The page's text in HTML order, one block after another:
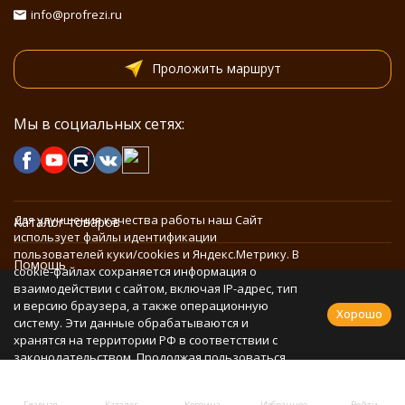
info@profrezi.ru
Проложить маршрут
Мы в социальных сетях:
Каталог товаров
Помощь
Информация
Политика персональных данных
Для улучшения качества работы наш Сайт
использует файлы идентификации
пользователей куки/cookies и Яндекс.Метрику. В
cookie-файлах сохраняется информация о
взаимодействии с сайтом, включая IP-адрес, тип
и версию браузера, а также операционную
систему. Эти данные обрабатываются и
хранятся на территории РФ в соответствии с
законодательством. Продолжая пользоваться
Хорошо